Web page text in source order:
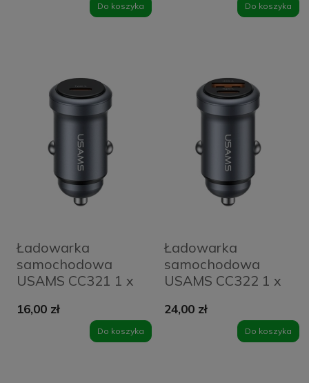
Do koszyka Do koszyka
Ładowarka
samochodowa
USAMS CC321 1 x
- Tarnish
16,00 zł
Do koszyka
Ładowarka
samochodowa
USAMS CC322 1 x
30 W Szara -
24,00 zł
Do koszyka